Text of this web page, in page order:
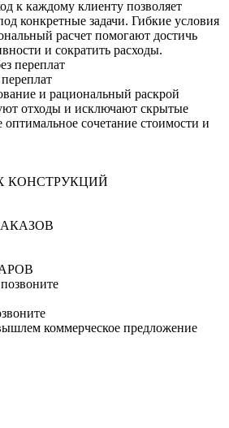
к каждому клиенту позволяет
конкретные задачи. Гибкие условия
расчет помогают достичь
и сократить расходы.
и рациональный раскрой
отходы и исключают скрытые
сочетание стоимости и
КОНСТРУКЦИЙ
коммерческое предложение